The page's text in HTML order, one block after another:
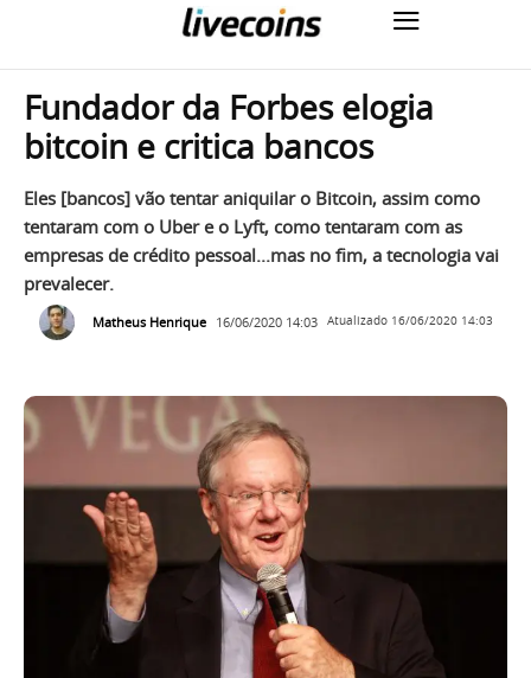
Fundador da Forbes elogia
bitcoin e critica bancos
Eles [bancos] vão tentar aniquilar o Bitcoin, assim como
tentaram com o Uber e o Lyft, como tentaram com as
empresas de crédito pessoal...mas no fim, a tecnologia vai
prevalecer.
Matheus Henrique 16/06/2020 14:03 Atualizado 16/06/2020 14:03